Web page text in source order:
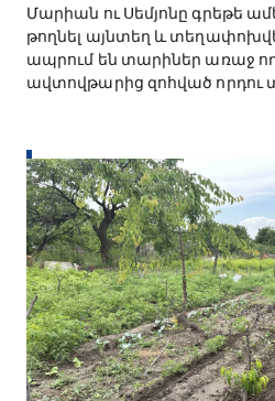
Մարիան ու Սեմյոնը գրեթե
թողնել այնտեղ և
ապրում են տարիներ առաջ
ավտովթարից զոհված որդու